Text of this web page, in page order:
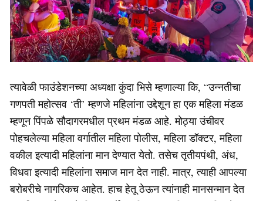
त्यावेळी फाउंडेशनच्या अध्यक्षा कुंदा भिसे म्हणाल्या कि, “उन्नतीचा
गणपती महोत्सव ‘ती’ म्हणजे महिलांना उद्देशून हा एक महिला मंडळ
म्हणून पिंपळे सौदागरमधील प्रथम मंडळ आहे. मोठ्या उंचीवर
पोहचलेल्या महिला वर्गातील महिला पोलीस, महिला डॉक्टर, महिला
वकील इत्यादी महिलांना मान देण्यात येतो. तसेच तृतीयपंथी, अंध,
विधवा इत्यादी महिलांना समाज मान देत नाही. मात्र, त्याही आपल्या
बरोबरीचे नागरिकच आहेत. हाच हेतू ठेऊन त्यांनाही मानसन्मान देत